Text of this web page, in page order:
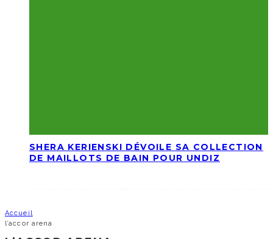
SHERA KERIENSKI DÉVOILE SA COLLECTION
DE MAILLOTS DE BAIN POUR UNDIZ
Accueil
l’accor arena